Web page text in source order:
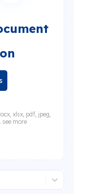
xlsx, pdf, jpeg,
see more